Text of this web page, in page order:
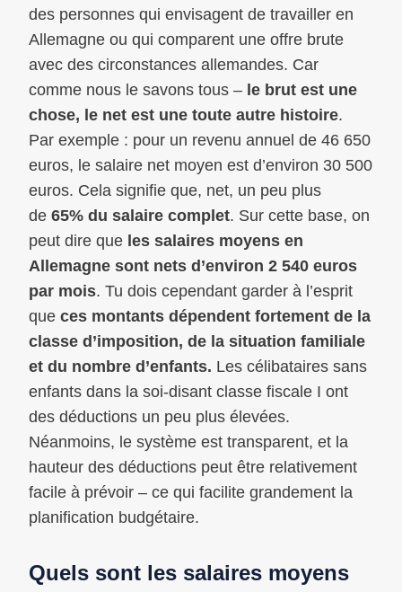
des personnes qui envisagent de travailler en
Allemagne ou qui comparent une offre brute
avec des circonstances allemandes. Car
comme nous le savons tous – le brut est une
chose, le net est une toute autre histoire.
Par exemple : pour un revenu annuel de 46 650
euros, le salaire net moyen est d’environ 30 500
euros. Cela signifie que, net, un peu plus
de 65% du salaire complet. Sur cette base, on
peut dire que les salaires moyens en
Allemagne sont nets d’environ 2 540 euros
par mois. Tu dois cependant garder à l’esprit
que ces montants dépendent fortement de la
classe d’imposition, de la situation familiale
et du nombre d’enfants. Les célibataires sans
enfants dans la soi-disant classe fiscale I ont
des déductions un peu plus élevées.
Néanmoins, le système est transparent, et la
hauteur des déductions peut être relativement
facile à prévoir – ce qui facilite grandement la
planification budgétaire.
Quels sont les salaires moyens